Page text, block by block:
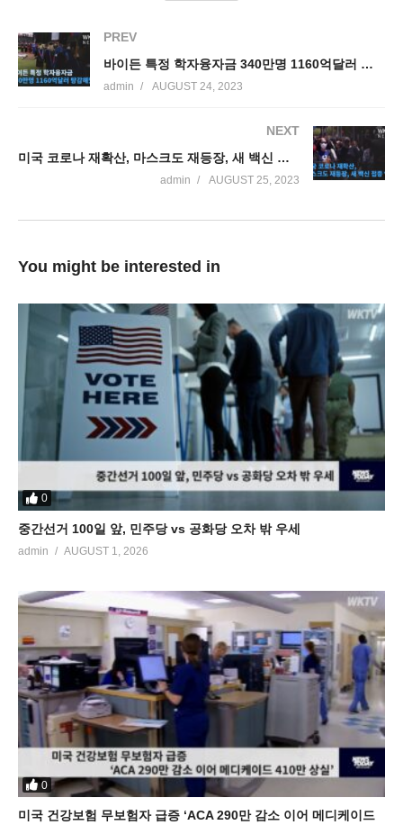
PREV
바이든 특정 학자융자금 340만명 1160억달러 탕감해줬다
admin AUGUST 24, 2023
NEXT
미국 코로나 재확산, 마스크도 재등장, 새 백신 접종 임박
admin AUGUST 25, 2023
You might be interested in
0
중간선거 100일 앞, 민주당 vs 공화당 오차 밖 우세
admin AUGUST 1, 2026
0
미국 건강보험 무보험자 급증 ‘ACA 290만 감소 이어 메디케이드